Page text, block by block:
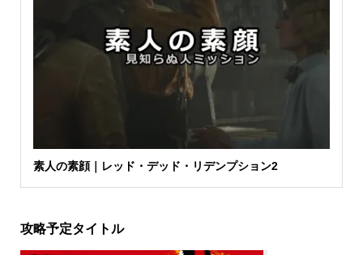
素人の素顔｜レッド・デッド・リデンプション2
攻略予定タイトル